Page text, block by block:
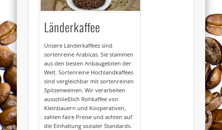
Länderkaffee
Unsere Länderkaffees sind
sortenreine Arabicas. Sie stammen
aus den besten Anbaugebiten der
Welt. Sortenreine Hochlandkaffees
sind vergleichbar mit sortenreinen
Spitzenweinen. Wir verarbeiten
ausschließlich Rohkaffee von
Kleinbauern und Kooperativen,
zahlen faire Preise und achten auf
die Einhaltung sozialer Standards.